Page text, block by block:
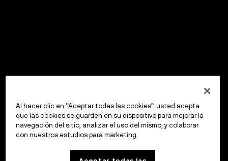
Al hacer clic en “Aceptar todas las cookies”, usted acepta
que las cookies se guarden en su dispositivo para mejorar la
navegación del sitio, analizar el uso del mismo, y colaborar
con nuestros estudios para marketing.